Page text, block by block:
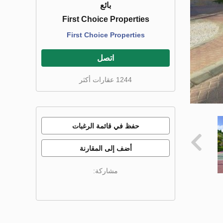
بائع
First Choice Properties
First Choice Properties
اتصل
1244 عقارات أكثر
حفظ في قائمة الرغبات
أضف إلى المقارنة
مشاركة: